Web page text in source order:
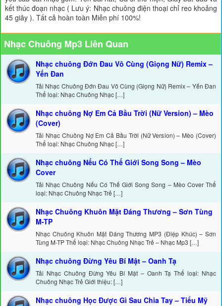
kết thúc đoạn nhạc ( Lưu ý: Nhạc chuông điện thoại chỉ reo khoảng
45 giây ). Tất cả hoàn toàn Miễn phí 100%!
Nhạc Chuông Mp3 Liên Quan
Nhạc chuông Đớn Đau Vô Cùng (Giọng Nữ) Remix –
Yến Đan
Tải Nhạc Chuông Đớn Đau Vô Cùng (Giọng Nữ) Remix – Yến Đan
Thể loại: Nhạc Chuông Nhạc […]
Nhạc chuông Nợ Em Cả Bầu Trời (Nữ Version) – Mèo
(Cover)
Tải Nhạc Chuông Nợ Em Cả Bầu Trời (Nữ Version) – Mèo (Cover)
Thể loại: Nhạc Chuông Nhạc […]
Nhạc chuông Nếu Có Thế Giới Song Song – Mèo
Cover
Tải Nhạc Chuông Nếu Có Thế Giới Song Song – Mèo Cover Thể
loại: Nhạc Chuông Nhạc Trẻ […]
Nhạc Chuông Khuôn Mặt Đáng Thương – Sơn Tùng
M-TP
Nhạc Chuông Khuôn Mặt Đáng Thương MP3 (Điệp Khúc) – Sơn
Tùng M-TP Thể loại: Nhạc Chuông Nhạc Trẻ – Nhạc Mp3 […]
Nhạc chuông Đừng Yêu Bí Mật – Oanh Tạ
Tải Nhạc Chuông Đừng Yêu Bí Mật – Oanh Tạ Thể loại: Nhạc
Chuông Nhạc Trẻ Giới thiệu: […]
Nhạc chuông Học Được Gì Sau Chia Tay – Tiểu Mỹ